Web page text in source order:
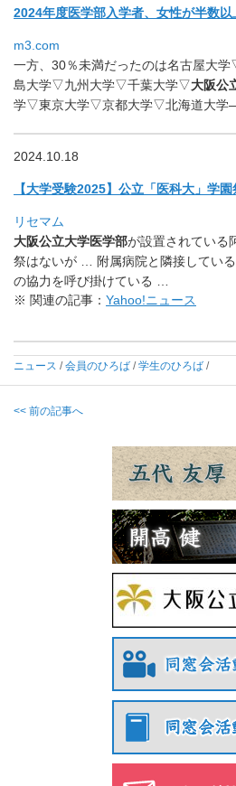
2024年度医学部入学者、女性が半数
m3.com
一方、30％未満だったのは名古屋大
島大学▽九州大学▽千葉大学▽大阪公
学▽東京大学▽京都大学▽北海道大学
2024.10.18
【大学受験2025】公立「医科大」学
リセマム
大阪公立大学医学部が設置されている
祭はないが … 附属病院と隣接している
の協力を呼び掛けている …
※ 関連の記事： Yahoo!ニュース
ニュース /会員のひろば /学生のひろば /
<< 前の記事へ